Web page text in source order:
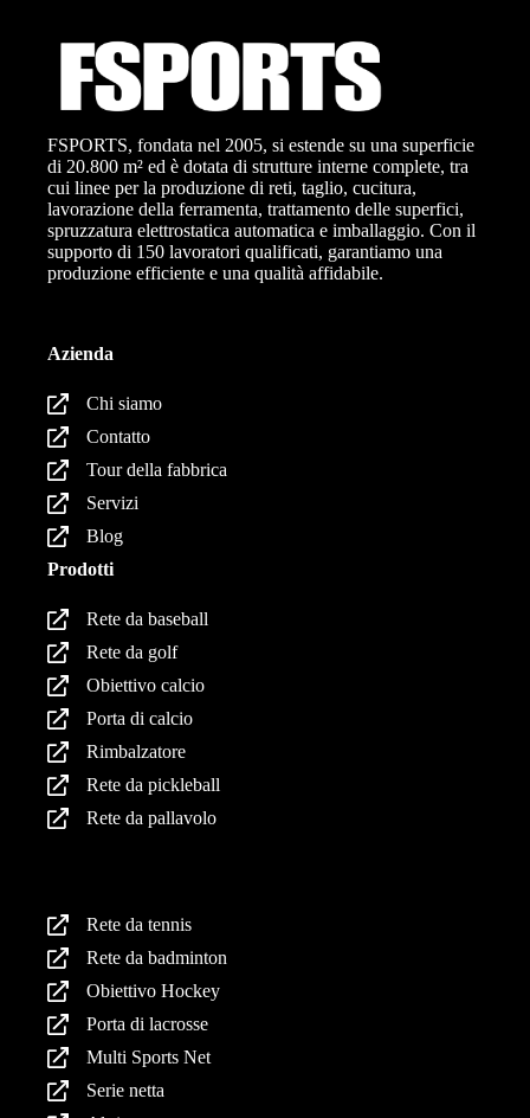
FSPORTS, fondata nel 2005, si estende su una superficie
di 20.800 m² ed è dotata di strutture interne complete, tra
cui linee per la produzione di reti, taglio, cucitura,
lavorazione della ferramenta, trattamento delle superfici,
spruzzatura elettrostatica automatica e imballaggio. Con il
supporto di 150 lavoratori qualificati, garantiamo una
produzione efficiente e una qualità affidabile.
Azienda
Chi siamo
Contatto
Tour della fabbrica
Servizi
Blog
Prodotti
Rete da baseball
Rete da golf
Obiettivo calcio
Porta di calcio
Rimbalzatore
Rete da pickleball
Rete da pallavolo
Rete da tennis
Rete da badminton
Obiettivo Hockey
Porta di lacrosse
Multi Sports Net
Serie netta